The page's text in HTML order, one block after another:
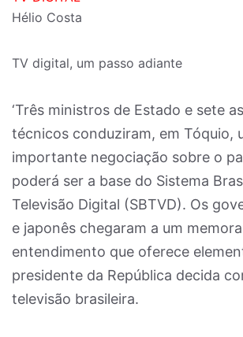
Hélio Costa
TV digital, um passo adiante
‘Três ministros de Estado e sete
técnicos conduziram, em Tóquio,
importante negociação sobre o
poderá ser a base do Sistema
Televisão Digital (SBTVD). Os
e japonês chegaram a um
entendimento que oferece
presidente da República decida
televisão brasileira.